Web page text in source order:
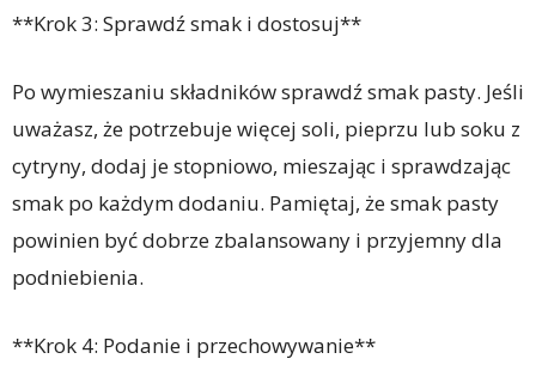
**Krok 3: Sprawdź smak i dostosuj**
Po wymieszaniu składników sprawdź smak pasty. Jeśli
uważasz, że potrzebuje więcej soli, pieprzu lub soku z
cytryny, dodaj je stopniowo, mieszając i sprawdzając
smak po każdym dodaniu. Pamiętaj, że smak pasty
powinien być dobrze zbalansowany i przyjemny dla
podniebienia.
**Krok 4: Podanie i przechowywanie**